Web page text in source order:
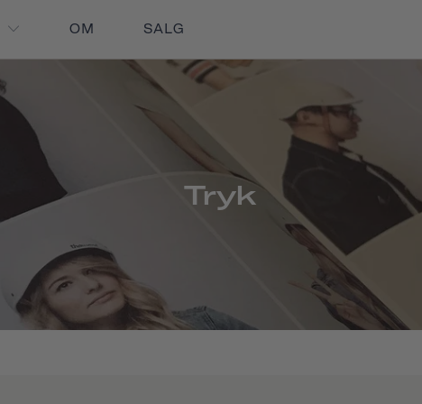
OM SALG
Tryk